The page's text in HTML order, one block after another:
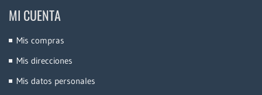
MI CUENTA
Mis compras
Mis direcciones
Mis datos personales